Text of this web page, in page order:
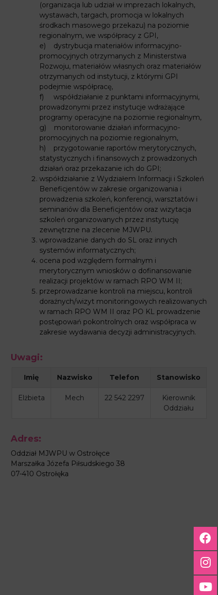
(organizacja lub udział w imprezach lokalnych,
wystawach, targach, promocja w lokalnych
środkach masowego przekazu) na poziomie
regionalnym, we współpracy z GPI,
e) dystrybucja materiałów informacyjno-
promocyjnych otrzymanych z Ministerstwa
Rozwoju, materiałów własnych oraz materiałów
otrzymanych od instytucji, z którymi GPI
podejmie współpracę,
f) współdziałanie z punktami informacyjnymi,
prowadzonymi przez instytucje wdrażające
programy operacyjne na poziomie regionalnym,
g) monitorowanie działań informacyjno-
promocyjnych na poziomie regionalnym,
h) przygotowanie raportów merytorycznych,
statystycznych i finansowych z prowadzonych
działań oraz przekazanie ich do GPI;
współdziałanie z Wydziałem Informacji i Szkoleń
Beneficjentów w zakresie organizowania i
prowadzenia szkoleń, konferencji, warsztatów i
seminariów dla Beneficjentów oraz wizytacja
szkoleń organizowanych przez instytucję
zewnętrzne na zlecenie MJWPU.
wprowadzanie danych do SL oraz innych
systemów informatycznych;
ocena pod względem formalnym i
merytorycznym wniosków o dofinansowanie
realizacji projektów w ramach RPO WM II;
przeprowadzanie kontroli na miejscu, kontroli
doraźnych/wizyt monitoringowych realizowanych
w ramach RPO WM II oraz PO KL prowadzenie
postępowań pokontrolnych oraz współpraca w
zakresie wydawania decyzji administracyjnych.
Uwagi:
Imię Nazwisko Telefon Stanowisko
Elżbieta Mech 22 542 2297
Kierownik
Oddziału
Adres:
Oddział MJWPU w Ostrołęce
Marszałka Józefa Piłsudskiego 38
07-410 Ostrołęka